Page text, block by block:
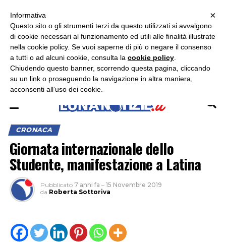
ASCOLTA RADIO LUNA
CRONACA
Giornata internazionale dello
Studente, manifestazione a Latina
Pubblicato 7 anni fa – 15 Novembre 2019
da Roberta Sottoriva
×
×
Informativa
Questo sito o gli strumenti terzi da questo utilizzati si avvalgono
di cookie necessari al funzionamento ed utili alle finalità illustrate
nella cookie policy. Se vuoi saperne di più o negare il consenso
a tutti o ad alcuni cookie, consulta la cookie policy
Chiudendo questo banner, scorrendo questa pagina, cliccando
su un link o proseguendo la navigazione in altra maniera,
acconsenti all’uso dei cookie.